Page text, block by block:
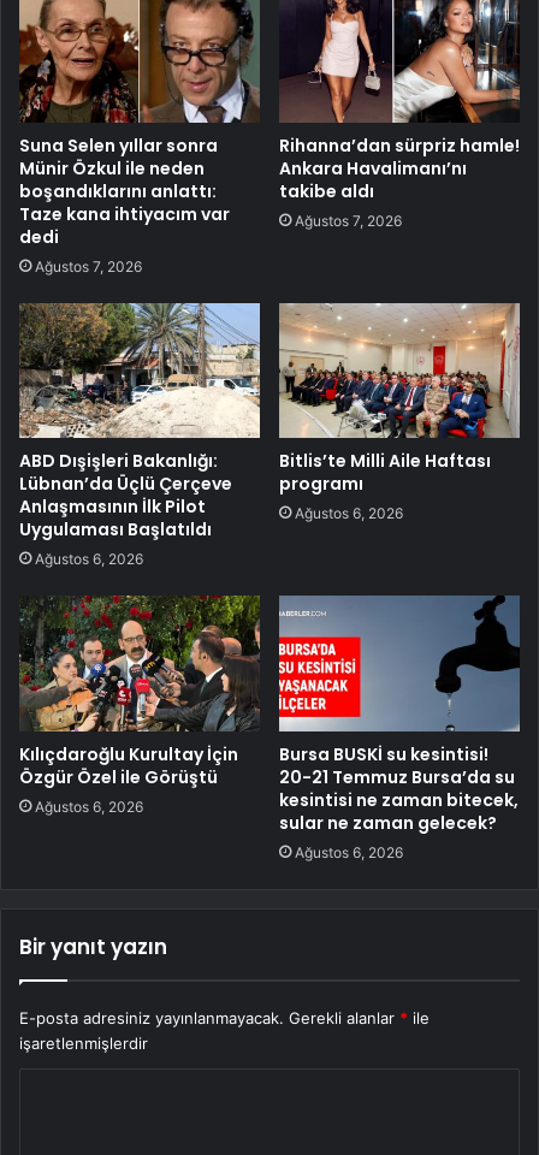
Suna Selen yıllar sonra
Münir Özkul ile neden
boşandıklarını anlattı:
Taze kana ihtiyacım var
dedi
Ağustos 7, 2026
Rihanna’dan sürpriz hamle!
Ankara Havalimanı’nı
takibe aldı
Ağustos 7, 2026
ABD Dışişleri Bakanlığı:
Lübnan’da Üçlü Çerçeve
Anlaşmasının İlk Pilot
Uygulaması Başlatıldı
Ağustos 6, 2026
Bitlis’te Milli Aile Haftası
programı
Ağustos 6, 2026
Kılıçdaroğlu Kurultay İçin
Özgür Özel ile Görüştü
Ağustos 6, 2026
Bursa BUSKİ su kesintisi!
20-21 Temmuz Bursa’da su
kesintisi ne zaman bitecek,
sular ne zaman gelecek?
Ağustos 6, 2026
Bir yanıt yazın
E-posta adresiniz yayınlanmayacak. Gerekli alanlar * ile
işaretlenmişlerdir